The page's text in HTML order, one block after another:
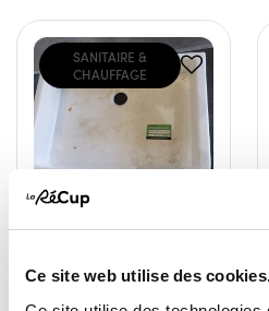
Ce site web utilise des
SANITAIRE &
CHAUFFAGE
50,00 €